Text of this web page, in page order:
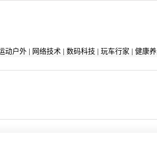
动户外| 网络技术| 数码科技 玩车行家 健康